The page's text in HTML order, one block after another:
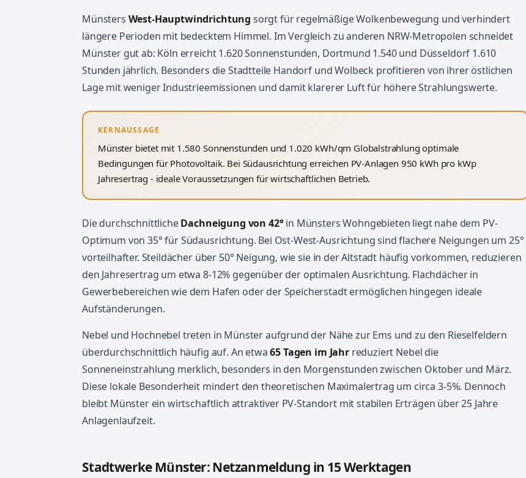
Münsters West-Hauptwindrichtung sorgt für regelmäßige Wolkenbewegung und verhindert
längere Perioden mit bedecktem Himmel. Im Vergleich zu anderen NRW-Metropolen schneidet
Münster gut ab: Köln erreicht 1.620 Sonnenstunden, Dortmund 1.540 und Düsseldorf 1.610
Stunden jährlich. Besonders die Stadtteile Handorf und Wolbeck profitieren von ihrer östlichen
Lage mit weniger Industrieemissionen und damit klarerer Luft für höhere Strahlungswerte.
KERNAUSSAGE
Münster bietet mit 1.580 Sonnenstunden und 1.020 kWh/qm Globalstrahlung optimale
Bedingungen für Photovoltaik. Bei Südausrichtung erreichen PV-Anlagen 950 kWh pro kWp
Jahresertrag - ideale Voraussetzungen für wirtschaftlichen Betrieb.
Die durchschnittlicheDachneigung von 42°in Münsters Wohngebieten liegt nahe dem PV-
Optimum von 35° für Südausrichtung. Bei Ost-West-Ausrichtung sind flachere Neigungen um 25°
vorteilhafter. Steildächer über 50° Neigung, wie sie in der Altstadt häufig vorkommen, reduzieren
den Jahresertrag um etwa 8-12% gegenüber der optimalen Ausrichtung. Flachdächer in
Gewerbebereichen wie dem Hafen oder der Speicherstadt ermöglichen hingegen ideale
Aufständerungen.
Nebel und Hochnebel treten in Münster aufgrund der Nähe zur Ems und zu den Rieselfeldern
überdurchschnittlich häufig auf. An etwa65 Tagen im Jahrreduziert Nebel die
Sonneneinstrahlung merklich, besonders in den Morgenstunden zwischen Oktober und März.
Diese lokale Besonderheit mindert den theoretischen Maximalertrag um circa 3-5%. Dennoch
bleibt Münster ein wirtschaftlich attraktiver PV-Standort mit stabilen Erträgen über 25 Jahre
Anlagenlaufzeit.
Stadtwerke Münster: Netzanmeldung in 15 Werktagen